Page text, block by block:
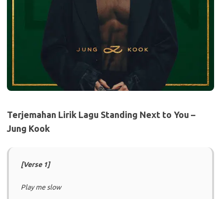
Terjemahan Lirik Lagu Standing Next to You –
Jung Kook
[Verse 1]
Play me slow